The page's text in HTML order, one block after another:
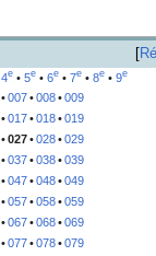
4e • 5e • 6e • 7e • 8e • 9e
•007•008•009
•017•018•019
•027•028•029
•037•038•039
•047•048•049
•057•058•059
•067•068•069
•077•078•079